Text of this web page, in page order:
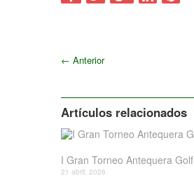
← Anterior
Artículos relacionados
I Gran Torneo Antequera Golf
21 abril, 2026